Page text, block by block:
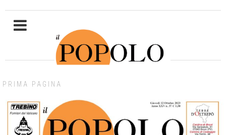
PRIMA PAGINA